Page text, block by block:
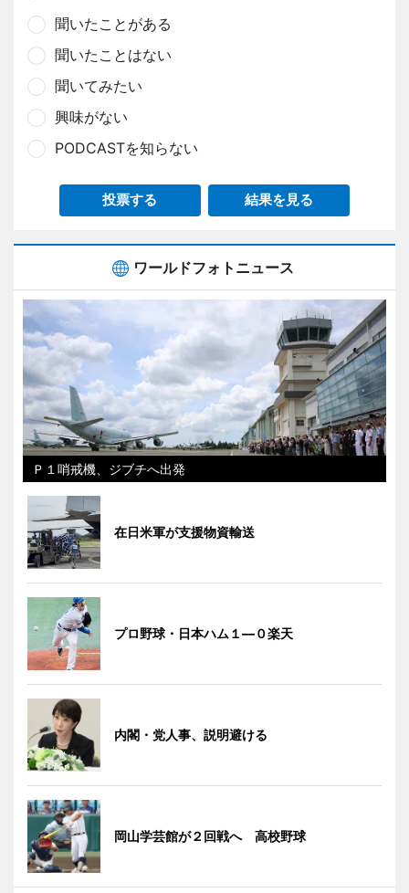
聞いたことがある
聞いたことはない
聞いてみたい
興味がない
PODCASTを知らない
投票する 結果を見る
ワールドフォトニュース
Ｐ１哨戒機、ジブチへ出発
在日米軍が支援物資輸送
プロ野球・日本ハム１―０楽天
内閣・党人事、説明避ける
岡山学芸館が２回戦へ 高校野球